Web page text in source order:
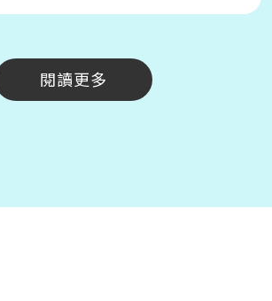
閱讀更多